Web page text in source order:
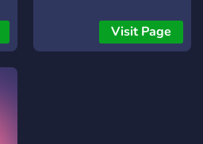
bonne humeur et toujours
connecter ! ^^ ╰ Rejoins-
Visit Page